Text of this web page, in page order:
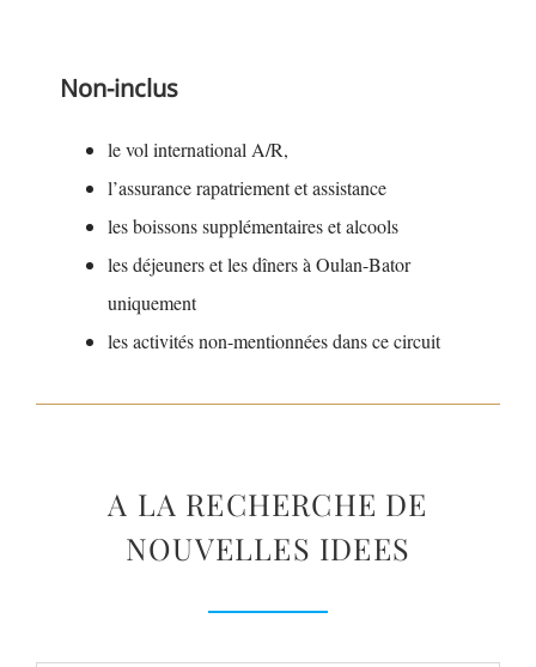
Non-inclus
le vol international A/R,
l’assurance rapatriement et assistance
les boissons supplémentaires et alcools
les déjeuners et les dîners à Oulan-Bator
uniquement
les activités non-mentionnées dans ce circuit
A LA RECHERCHE DE
NOUVELLES IDEES